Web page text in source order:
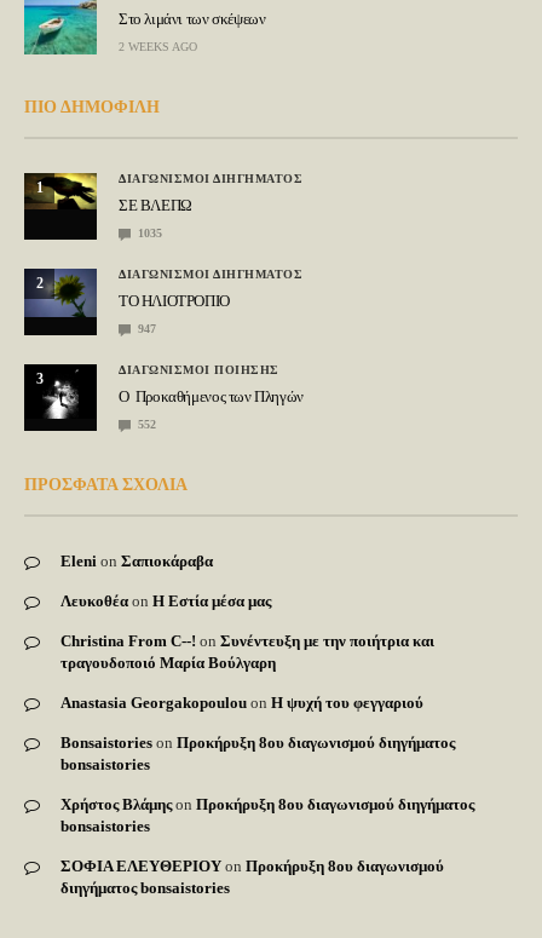
Στο λιμάνι των σκέψεων
2 WEEKS AGO
ΠΙΟ ΔΗΜΟΦΙΛΗ
1
ΔΙΑΓΩΝΙΣΜΟΙ ΔΙΗΓΗΜΑΤΟΣ
ΣΕ ΒΛΕΠΩ
1035
2
ΔΙΑΓΩΝΙΣΜΟΙ ΔΙΗΓΗΜΑΤΟΣ
ΤΟ ΗΛΙΟΤΡΟΠΙΟ
947
3
ΔΙΑΓΩΝΙΣΜΟΙ ΠΟΙΗΣΗΣ
Ο Προκαθήμενος των Πληγών
552
ΠΡΟΣΦΑΤΑ ΣΧΟΛΙΑ
Eleni on Σαπιοκάραβα
Λευκοθέα on Η Εστία μέσα μας
Christina From C--! on Συνέντευξη με την ποιήτρια και
τραγουδοποιό Μαρία Βούλγαρη
Anastasia Georgakopoulou on Η ψυχή του φεγγαριού
Bonsaistories on Προκήρυξη 8ου διαγωνισμού διηγήματος
bonsaistories
Χρήστος Βλάμηςon Προκήρυξη 8ου διαγωνισμού διηγήματος
bonsaistories
ΣΟΦΙΑ ΕΛΕΥΘΕΡΙΟΥ on Προκήρυξη 8ου διαγωνισμού
διηγήματος bonsaistories